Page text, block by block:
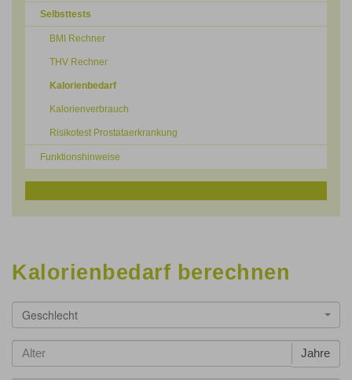
Selbsttests
BMI Rechner
THV Rechner
Kalorienbedarf
Kalorienverbrauch
Risikotest Prostataerkrankung
Funktionshinweise
Kalorienbedarf berechnen
Geschlecht
Jahre